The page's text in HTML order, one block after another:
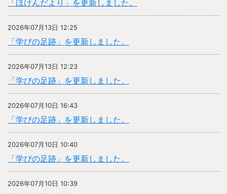
「ほけんだより」を更新しました。
2026年07月13日 12:25
「学びの足跡」を更新しました。
2026年07月13日 12:23
「学びの足跡」を更新しました。
2026年07月10日 16:43
「学びの足跡」を更新しました。
2026年07月10日 10:40
「学びの足跡」を更新しました。
2026年07月10日 10:39